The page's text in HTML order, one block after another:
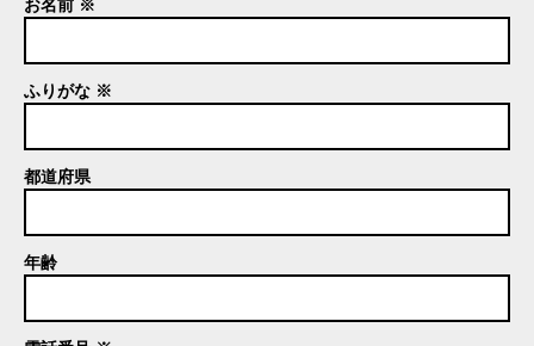
お名前 ※
ふりがな ※
都道府県
年齢